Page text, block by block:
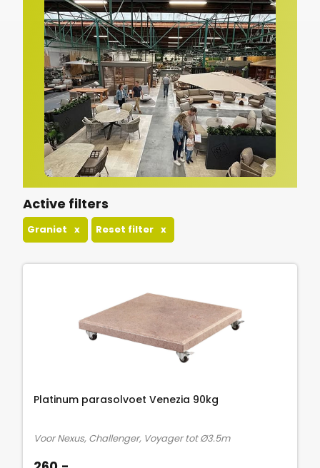
Active filters
Graniet x Reset filter x
Platinum parasolvoet Venezia 90kg
Voor Nexus, Challenger, Voyager tot Ø3.5m